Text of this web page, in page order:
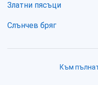
Златни пясъци
Слънчев бряг
Към